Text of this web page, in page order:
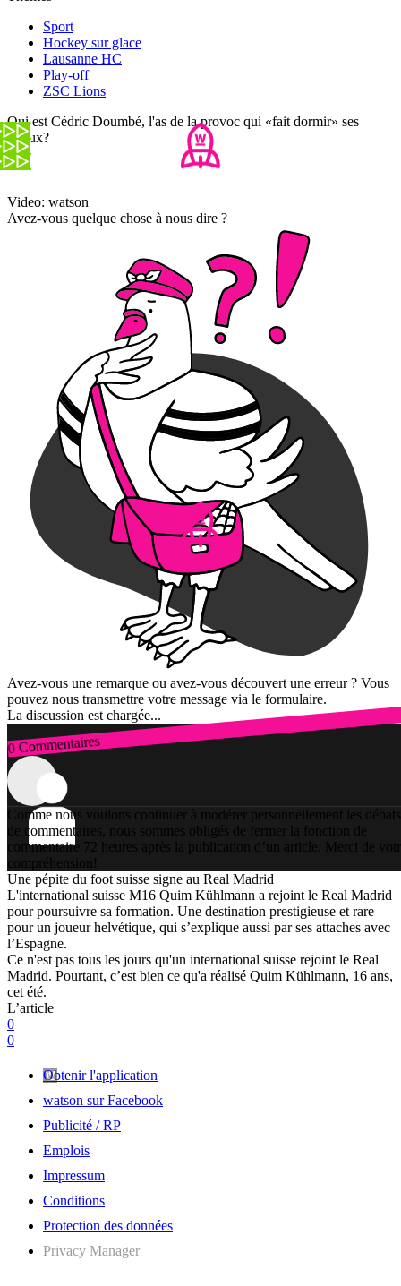
Sport
Hockey sur glace
Lausanne HC
Play-off
ZSC Lions
Qui est Cédric Doumbé, l'as de la provoc qui «fait dormir» ses
rivaux?
Video: watson
Avez-vous quelque chose à nous dire ?
Avez-vous une remarque ou avez-vous découvert une erreur ? Vous
pouvez nous transmettre votre message via le formulaire.
La discussion est chargée...
0 Commentaires
Connexion
Comme nous voulons continuer à modérer personnellement les débats
de commentaires, nous sommes obligés de fermer la fonction de
commentaire 72 heures après la publication d’un article. Merci de
compréhension!
Une pépite du foot suisse signe au Real Madrid
L'international suisse M16 Quim Kühlmann a rejoint le Real Madrid
pour poursuivre sa formation. Une destination prestigieuse et rare
pour un joueur helvétique, qui s’explique aussi par ses attaches avec
l’Espagne.
Ce n'est pas tous les jours qu'un international suisse rejoint le Real
Madrid. Pourtant, c’est bien ce qu'a réalisé Quim Kühlmann, 16 ans,
cet été.
L’article
0
0
Obtenir l'application
watson sur Facebook
Publicité / RP
Emplois
Impressum
Conditions
Protection des données
Privacy Manager